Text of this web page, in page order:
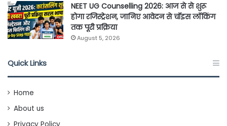
NEET UG Counselling 2026: आज से से शुरू
होगा रजिस्ट्रेशन, जानिए आवेदन से चॉइस लॉकिंग
तक पूरी प्रक्रिया
August 5, 2026
Quick Links
Home
About us